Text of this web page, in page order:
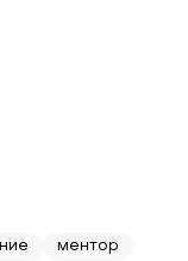
ментор